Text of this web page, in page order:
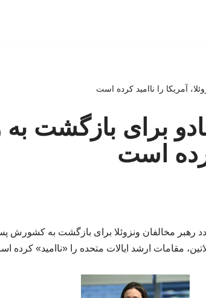
آمریکا را ناامید کرده است
برای بازگشت به
است
مخالفان ونزوئلا برای بازگشت به کشورش پس
مقامات ارشد ایالات متحده را «ناامید» کرده